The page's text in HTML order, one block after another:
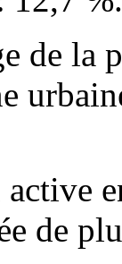
de la
de